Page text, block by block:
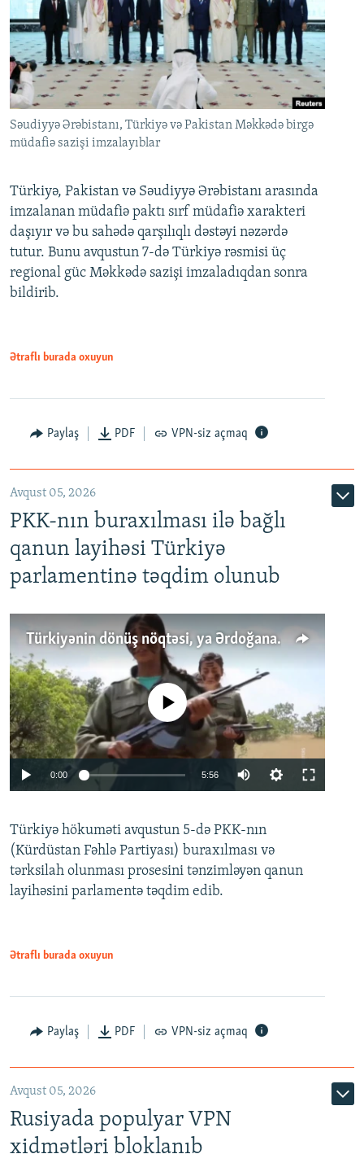
Səudiyyə Ərəbistanı, Türkiyə və Pakistan Məkkədə birgə
müdafiə sazişi imzalayıblar
Türkiyə, Pakistan və Səudiyyə Ərəbistanı arasında
imzalanan müdafiə paktı sırf müdafiə xarakteri
daşıyır və bu sahədə qarşılıqlı dəstəyi nəzərdə
tutur. Bunu avqustun 7-də Türkiyə rəsmisi üç
regional güc Məkkədə sazişi imzaladıqdan sonra
bildirib.
Ətraflı burada oxuyun
Paylaş PDF VPN-siz açmaq
Avqust 05, 2026
PKK-nın buraxılması ilə bağlı
qanun layihəsi Türkiyə
parlamentinə təqdim olunub
Türkiyənin dönüş nöqtəsi, ya Ərdoğana üçüncü şans: PKK ilə qəfil barışıq nə deməkdir?
Auto 240p 360p 480p
720p 1080p
No media source currently available
0:00 5:56
360p
480p
Türkiyə hökuməti avqustun 5-də PKK-nın
(Kürdüstan Fəhlə Partiyası) buraxılması və
tərksilah olunması prosesini tənzimləyən qanun
layihəsini parlamentə təqdim edib.
Ətraflı burada oxuyun
Paylaş PDF VPN-siz açmaq
Avqust 05, 2026
Rusiyada populyar VPN
xidmətləri bloklanıb